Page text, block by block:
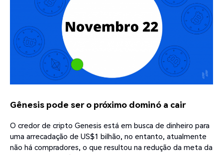
Gênesis pode ser o próximo dominó a cair
O credor de cripto Genesis está em busca de dinheiro para
uma arrecadação de US$1 bilhão, no entanto, atualmente
não há compradores, o que resultou na redução da meta da